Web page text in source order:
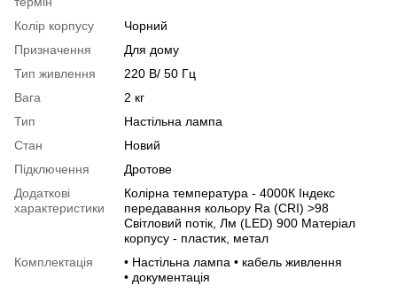
Колір корпусу
Чорний
Призначення
Для дому
Тип живлення
220 В/ 50 Гц
Вага
2 кг
Тип
Настільна лампа
Стан
Новий
Підключення
Дротове
Додаткові
характеристики
Колірна температура - 4000К Індекс
передавання кольору Ra (CRI) >98
Світловий потік, Лм (LED) 900 Матеріал
корпусу - пластик, метал
Комплектація
• Настільна лампа • кабель живлення
• документація